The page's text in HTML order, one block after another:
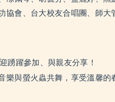
協會、台大校友合唱團、師大
踴躍參加、與親友分享！
樂與螢火蟲共舞，享受溫馨的